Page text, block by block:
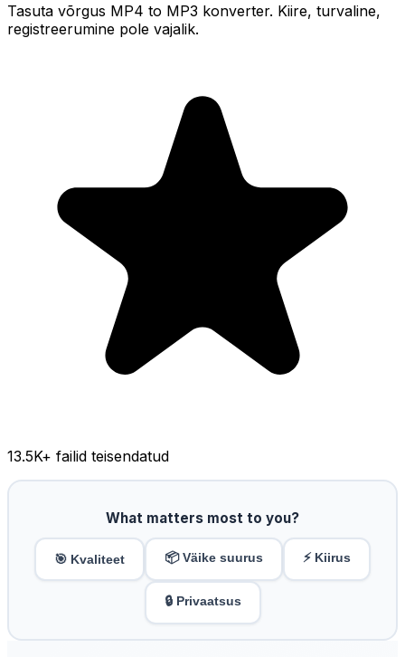
Tasuta võrgus MP4 to MP3 konverter. Kiire, turvaline,
registreerumine pole vajalik.
13.5K+ failid teisendatud
What matters most to you?
🎯 Kvaliteet 📦 Väike suurus ⚡ Kiirus
🔒 Privaatsus